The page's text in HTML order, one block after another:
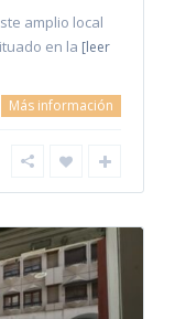
amplio local
en la [leer
Más información